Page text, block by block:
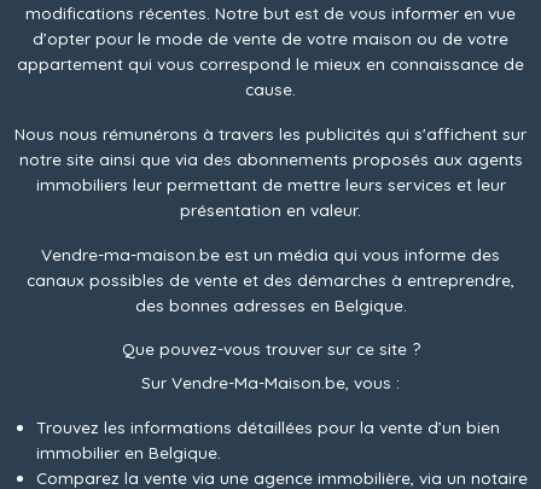
modifications récentes. Notre but est de vous informer en vue
d’opter pour le mode de vente de votre maison ou de votre
appartement qui vous correspond le mieux en connaissance de
cause.
Nous nous rémunérons à travers les publicités qui s'affichent sur
notre site ainsi que via des abonnements proposés aux agents
immobiliers leur permettant de mettre leurs services et leur
présentation en valeur.
Vendre-ma-maison.be est un média qui vous informe des
canaux possibles de vente et des démarches à entreprendre,
des bonnes adresses en Belgique.
Que pouvez-vous trouver sur ce site ?
Sur Vendre-Ma-Maison.be, vous :
Trouvez les informations détaillées pour la vente d’un bien
immobilier en Belgique.
Comparez la vente via une agence immobilière, via un notaire